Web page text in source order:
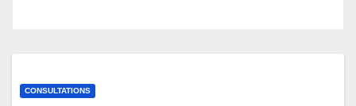
CONSULTATIONS